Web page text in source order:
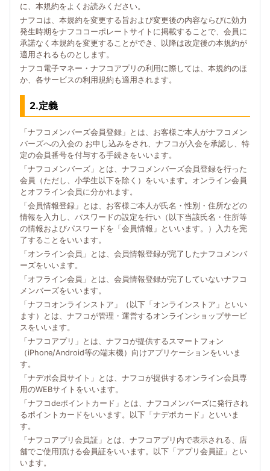
に、本規約をよくお読みください。
ナフコは、本規約を変更する旨および変更後の内容ならびに効力
発生時期をナフココーポレートサイトに掲載することで、会員に
承諾なく本規約を変更することができ、以降は改定後の本規約が
適用されるものとします。
ナフコ電子マネー・ナフコアプリの利用に際しては、本規約のほ
か、各サービスの利用規約も適用されます。
2.定義
「ナフコメンバーズ会員登録」とは、お客様ご本人がナフコメン
バーズへの入会の お申し込みをされ、ナフコが入会を承認し、特
定の会員番号を付与する手続きをいいます。
「ナフコメンバーズ」とは、ナフコメンバーズ会員登録を行った
会員（ただし、小学生以下を除く）をいいます。オンライン会員
とオフライン会員に分かれます。
「会員情報登録」とは、お客様ご本人が氏名・性別・住所などの
情報を入力し、パスワードの設定を行い（以下当該氏名・住所等
の情報およびパスワードを「会員情報」といいます。）入力を完
了することをいいます。
「オンライン会員」とは、会員情報登録が完了したナフコメンバ
ーズをいいます。
「オフライン会員」とは、会員情報登録が完了していないナフコ
メンバーズをいいます。
「ナフコオンラインストア」（以下「オンラインストア」といい
ます）とは、ナフコが管理・運営するオンラインショップサービ
スをいいます。
「ナフコアプリ」とは、ナフコが提供するスマートフォン
（iPhone/Android等の端末機）向けアプリケーションをいいま
す。
「ナデポ会員サイト」とは、ナフコが提供するオンライン会員専
用のWEBサイトをいいます。
「ナフコdeポイントカード」とは、ナフコメンバーズに発行され
るポイントカードをいいます。以下「ナデポカード」といいま
す。
「ナフコアプリ会員証」とは、ナフコアプリ内で表示される、店
舗でご使用頂ける会員証をいいます。以下「アプリ会員証」とい
います。